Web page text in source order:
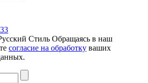
Стиль Обращаясь в наш
согласие на обработку ваших